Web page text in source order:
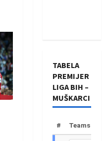
TABELA
PREMIJER
LIGA BIH –
MUŠKARCI
# Teams